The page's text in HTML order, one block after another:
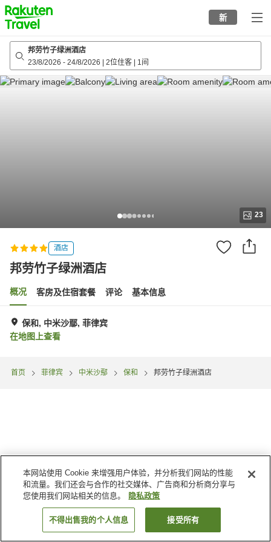
to
top
page
新
邦劳竹子绿洲酒店
23/8/2026 - 24/8/2026 2位住客 1间
23
酒店
邦劳竹子绿洲酒店
概况 客房及住宿套餐 评论 基本信息
保和, 中米沙鄢, 菲律宾
在地图上查看
首页 菲律宾 中米沙鄢 保和 邦劳竹子绿洲酒店
搜索客房
本网站使用 Cookie 来增强用户体验，并分析我们网站的性能
和流量。我们还会与合作的社交媒体、广告商和分析商分享与
您使用我们网站相关的信息。
隐私政策
不得出售我的个人信息 接受所有